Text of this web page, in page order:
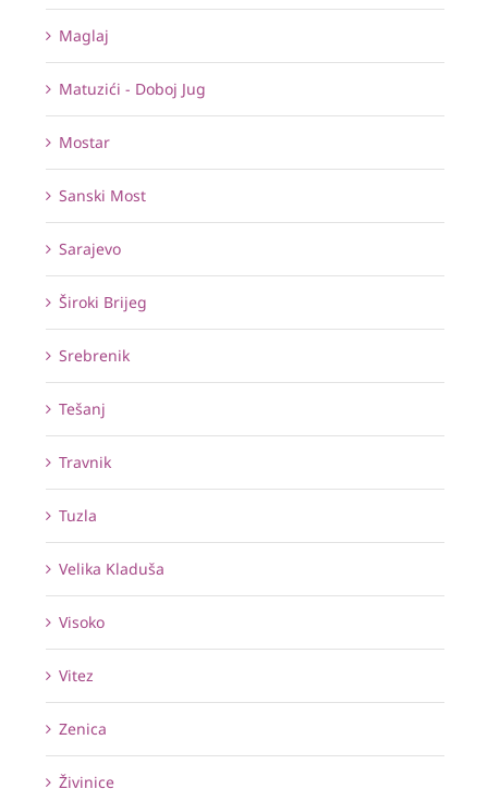
Maglaj
Matuzići - Doboj Jug
Mostar
Sanski Most
Sarajevo
Široki Brijeg
Srebrenik
Tešanj
Travnik
Tuzla
Velika Kladuša
Visoko
Vitez
Zenica
Živinice